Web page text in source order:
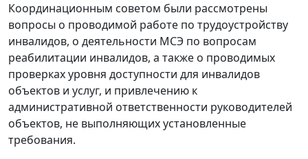
Координационным советом были рассмотрены
вопросы о проводимой работе по трудоустройству
инвалидов, о деятельности МСЭ по вопросам
реабилитации инвалидов, а также о проводимых
проверках уровня доступности для инвалидов
объектов и услуг, и привлечению к
административной ответственности руководителей
объектов, не выполняющих установленные
требования.